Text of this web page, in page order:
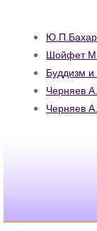
Шойфет
Буддизм и
Черняев
Черняев